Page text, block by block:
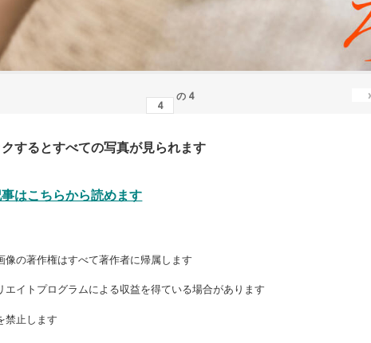
の 4 ›
するとすべての写真が見られます
はこちらから読めます
の著作権はすべて著作者に帰属します
イトプログラムによる収益を得ている場合があります
禁止します